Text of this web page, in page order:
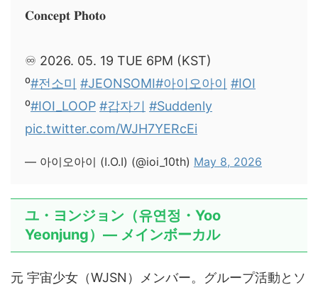
𝐂𝐨𝐧𝐜𝐞𝐩𝐭 𝐏𝐡𝐨𝐭𝐨
♾️ 2026. 05. 19 TUE 6PM (KST)
⁰#전소미 #JEONSOMI#아이오아이 #IOI
⁰#IOI_LOOP #갑자기 #Suddenly
pic.twitter.com/WJH7YERcEi
— 아이오아이 (I.O.I) (@ioi_10th) May 8, 2026
ユ・ヨンジョン（유연정・Yoo
Yeonjung）— メインボーカル
元 宇宙少女（WJSN）メンバー。グループ活動とソ